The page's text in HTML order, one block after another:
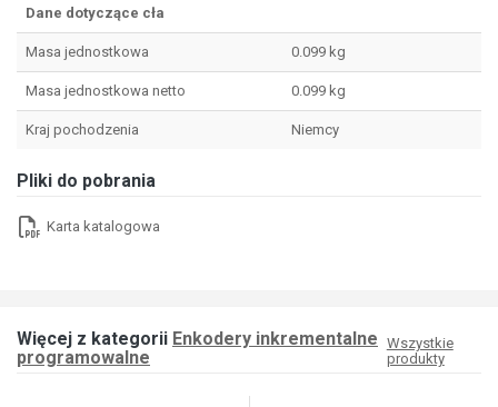
Dane dotyczące cła
Masa jednostkowa 0.099 kg
Masa jednostkowa netto 0.099 kg
Kraj pochodzenia Niemcy
Pliki do pobrania
Karta katalogowa
Więcej z kategorii Enkodery inkrementalne
programowalne
Wszystkie
produkty